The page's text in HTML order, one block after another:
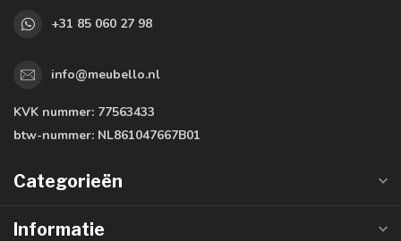
+31 85 060 27 98
info@meubello.nl
KVK nummer: 77563433
btw-nummer: NL861047667B01
Categorieën
Informatie